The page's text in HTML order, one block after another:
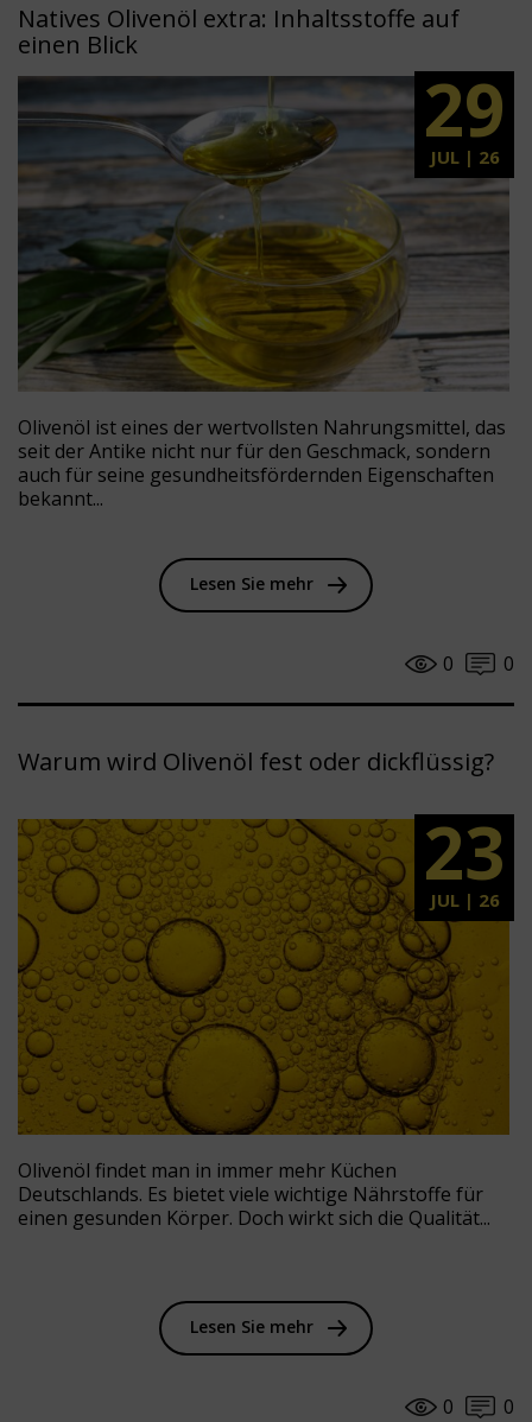
Natives Olivenöl extra: Inhaltsstoffe auf
einen Blick
29
JUL | 26
Olivenöl ist eines der wertvollsten Nahrungsmittel, das
seit der Antike nicht nur für den Geschmack, sondern
auch für seine gesundheitsfördernden Eigenschaften
bekannt...
Lesen Sie mehr
0
0
Warum wird Olivenöl fest oder dickflüssig?
23
JUL | 26
Olivenöl findet man in immer mehr Küchen
Deutschlands. Es bietet viele wichtige Nährstoffe für
einen gesunden Körper. Doch wirkt sich die Qualität...
Lesen Sie mehr
0
0